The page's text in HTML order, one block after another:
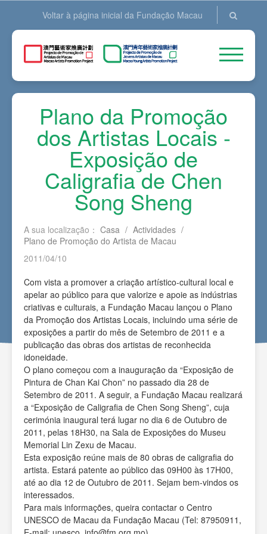
Voltar à página inicial da Fundação Macau
Plano da Promoção
dos Artistas Locais -
Exposição de
Caligrafia de Chen
Song Sheng
A sua localização： Casa / Actividades /
Plano de Promoção do Artista de Macau
2011/04/10
Com vista a promover a criação artístico-cultural local e
apelar ao público para que valorize e apoie as indústrias
criativas e culturais, a Fundação Macau lançou o Plano
da Promoção dos Artistas Locais, incluindo uma série de
exposições a partir do mês de Setembro de 2011 e a
publicação das obras dos artistas de reconhecida
idoneidade.
O plano começou com a inauguração da “Exposição de
Pintura de Chan Kai Chon” no passado dia 28 de
Setembro de 2011. A seguir, a Fundação Macau realizará
a “Exposição de Caligrafia de Chen Song Sheng”, cuja
cerimónia inaugural terá lugar no dia 6 de Outubro de
2011, pelas 18H30, na Sala de Exposições do Museu
Memorial Lin Zexu de Macau.
Esta exposição reúne mais de 80 obras de caligrafia do
artista. Estará patente ao público das 09H00 às 17H00,
até ao dia 12 de Outubro de 2011. Sejam bem-vindos os
interessados.
Para mais informações, queira contactar o Centro
UNESCO de Macau da Fundação Macau (Tel: 87950911,